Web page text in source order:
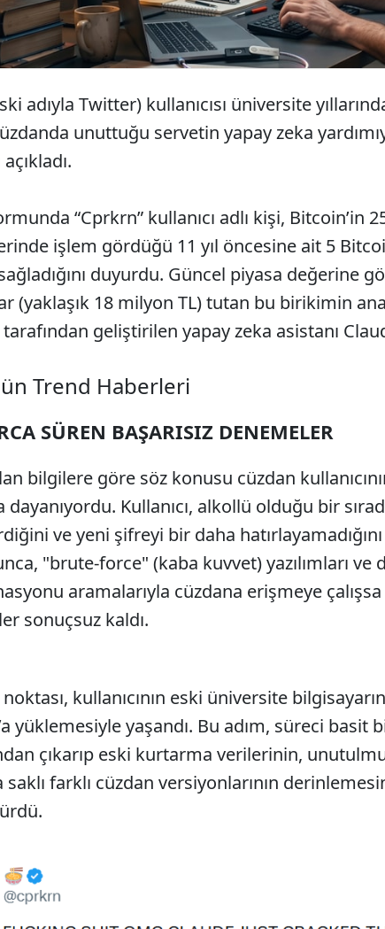
adıyla Twitter) kullanıcısı üniversite
unuttuğu servetin yapay zeka
açıkladı.
“Cprkrn” kullanıcı adlı kişi, Bitcoin’in
işlem gördüğü 11 yıl öncesine ait 5
duyurdu. Güncel piyasa değerine
(yaklaşık 18 milyon TL) tutan bu birikimin
geliştirilen yapay zeka asistanı
Trend Haberleri
SÜREN BAŞARISIZ DENEMELER
bilgilere göre söz konusu cüzdan
dayanıyordu. Kullanıcı, alkollü olduğu bir
ve yeni şifreyi bir daha
"brute-force" (kaba kuvvet) yazılımları ve
aramalarıyla cüzdana erişmeye
sonuçsuz kaldı.
noktası, kullanıcının eski üniversite
yüklemesiyle yaşandı. Bu adım, süreci basit
çıkarıp eski kurtarma verilerinin,
saklı farklı cüzdan versiyonlarının